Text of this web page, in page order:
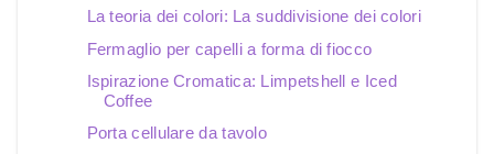
La teoria dei colori: La suddivisione dei colori
Fermaglio per capelli a forma di fiocco
Ispirazione Cromatica: Limpetshell e Iced
Coffee
Porta cellulare da tavolo